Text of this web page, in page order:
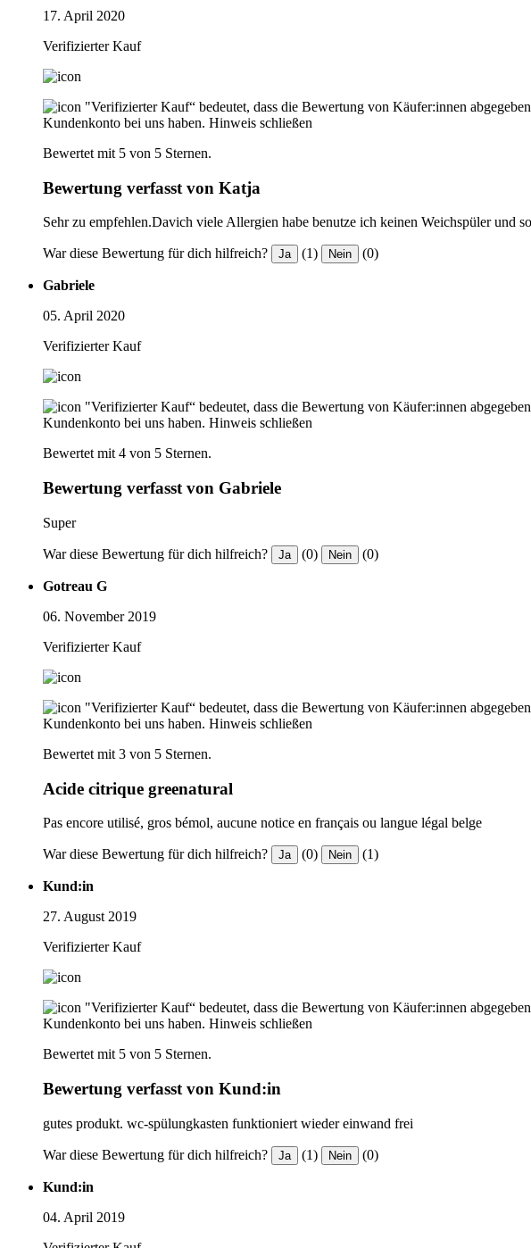
17. April 2020
Verifizierter Kauf
"Verifizierter Kauf“ bedeutet, dass die Bewertung von Käufer:innen
Kundenkonto bei uns haben. Hinweis schließen
Bewertet mit 5 von 5 Sternen.
Bewertung verfasst von Katja
Sehr zu empfehlen.Davich viele Allergien habe benutze ich keinen Weichspüler und
War diese Bewertung für dich hilfreich? Ja (1) Nein (0)
Gabriele
05. April 2020
Verifizierter Kauf
"Verifizierter Kauf“ bedeutet, dass die Bewertung von Käufer:innen
Kundenkonto bei uns haben. Hinweis schließen
Bewertet mit 4 von 5 Sternen.
Bewertung verfasst von Gabriele
Super
War diese Bewertung für dich hilfreich? Ja (0) Nein (0)
Gotreau G
06. November 2019
Verifizierter Kauf
"Verifizierter Kauf“ bedeutet, dass die Bewertung von Käufer:innen
Kundenkonto bei uns haben. Hinweis schließen
Bewertet mit 3 von 5 Sternen.
Acide citrique greenatural
Pas encore utilisé, gros bémol, aucune notice en français ou langue légal belge
War diese Bewertung für dich hilfreich? Ja (0) Nein (1)
Kund:in
27. August 2019
Verifizierter Kauf
"Verifizierter Kauf“ bedeutet, dass die Bewertung von Käufer:innen
Kundenkonto bei uns haben. Hinweis schließen
Bewertet mit 5 von 5 Sternen.
Bewertung verfasst von Kund:in
gutes produkt. wc-spülungkasten funktioniert wieder einwand frei
War diese Bewertung für dich hilfreich? Ja (1) Nein (0)
Kund:in
04. April 2019